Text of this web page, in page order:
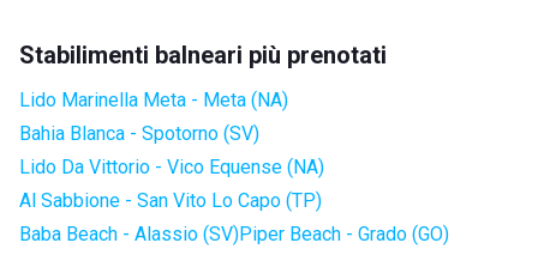
Stabilimenti balneari più prenotati
Lido Marinella Meta - Meta (NA)
Bahia Blanca - Spotorno (SV)
Lido Da Vittorio - Vico Equense (NA)
Al Sabbione - San Vito Lo Capo (TP)
Baba Beach - Alassio (SV)Piper Beach - Grado (GO)